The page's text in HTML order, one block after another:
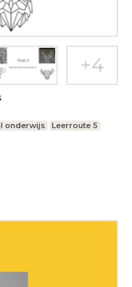
onderwijs
Leerroute 5